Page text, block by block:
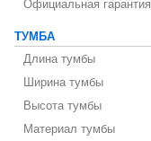
Официальная гарантия
ТУМБА
Длина тумбы
Ширина тумбы
Высота тумбы
Материал тумбы